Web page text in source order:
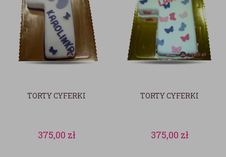
TORTY CYFERKI
375,00 zł
TORTY CYFERKI
375,00 zł